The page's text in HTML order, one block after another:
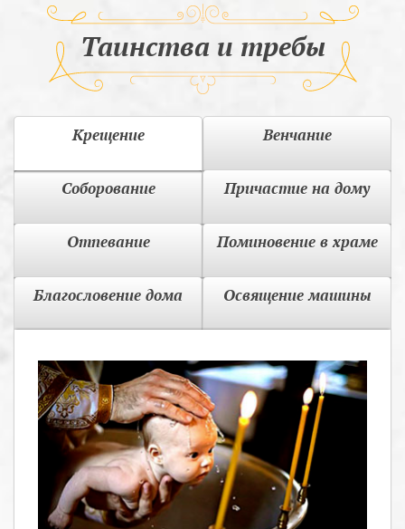
Таинства и требы
Крещение Венчание
Соборование Причастие на дому
Отпевание Поминовение в храме
Благословение дома Освящение машины